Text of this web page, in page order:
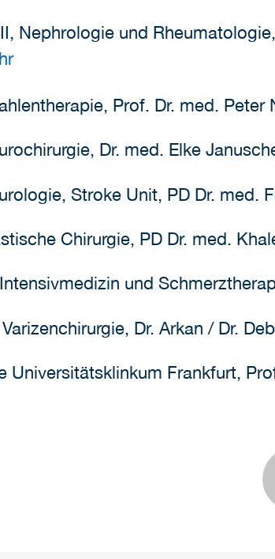
Nephrologie und
Prof. Dr. med. Peter
Dr. med. Elke
Stroke Unit, PD Dr. med.
Chirurgie, PD Dr. med.
und
Dr. Arkan / Dr.
Universitätsklinkum Frankfurt,